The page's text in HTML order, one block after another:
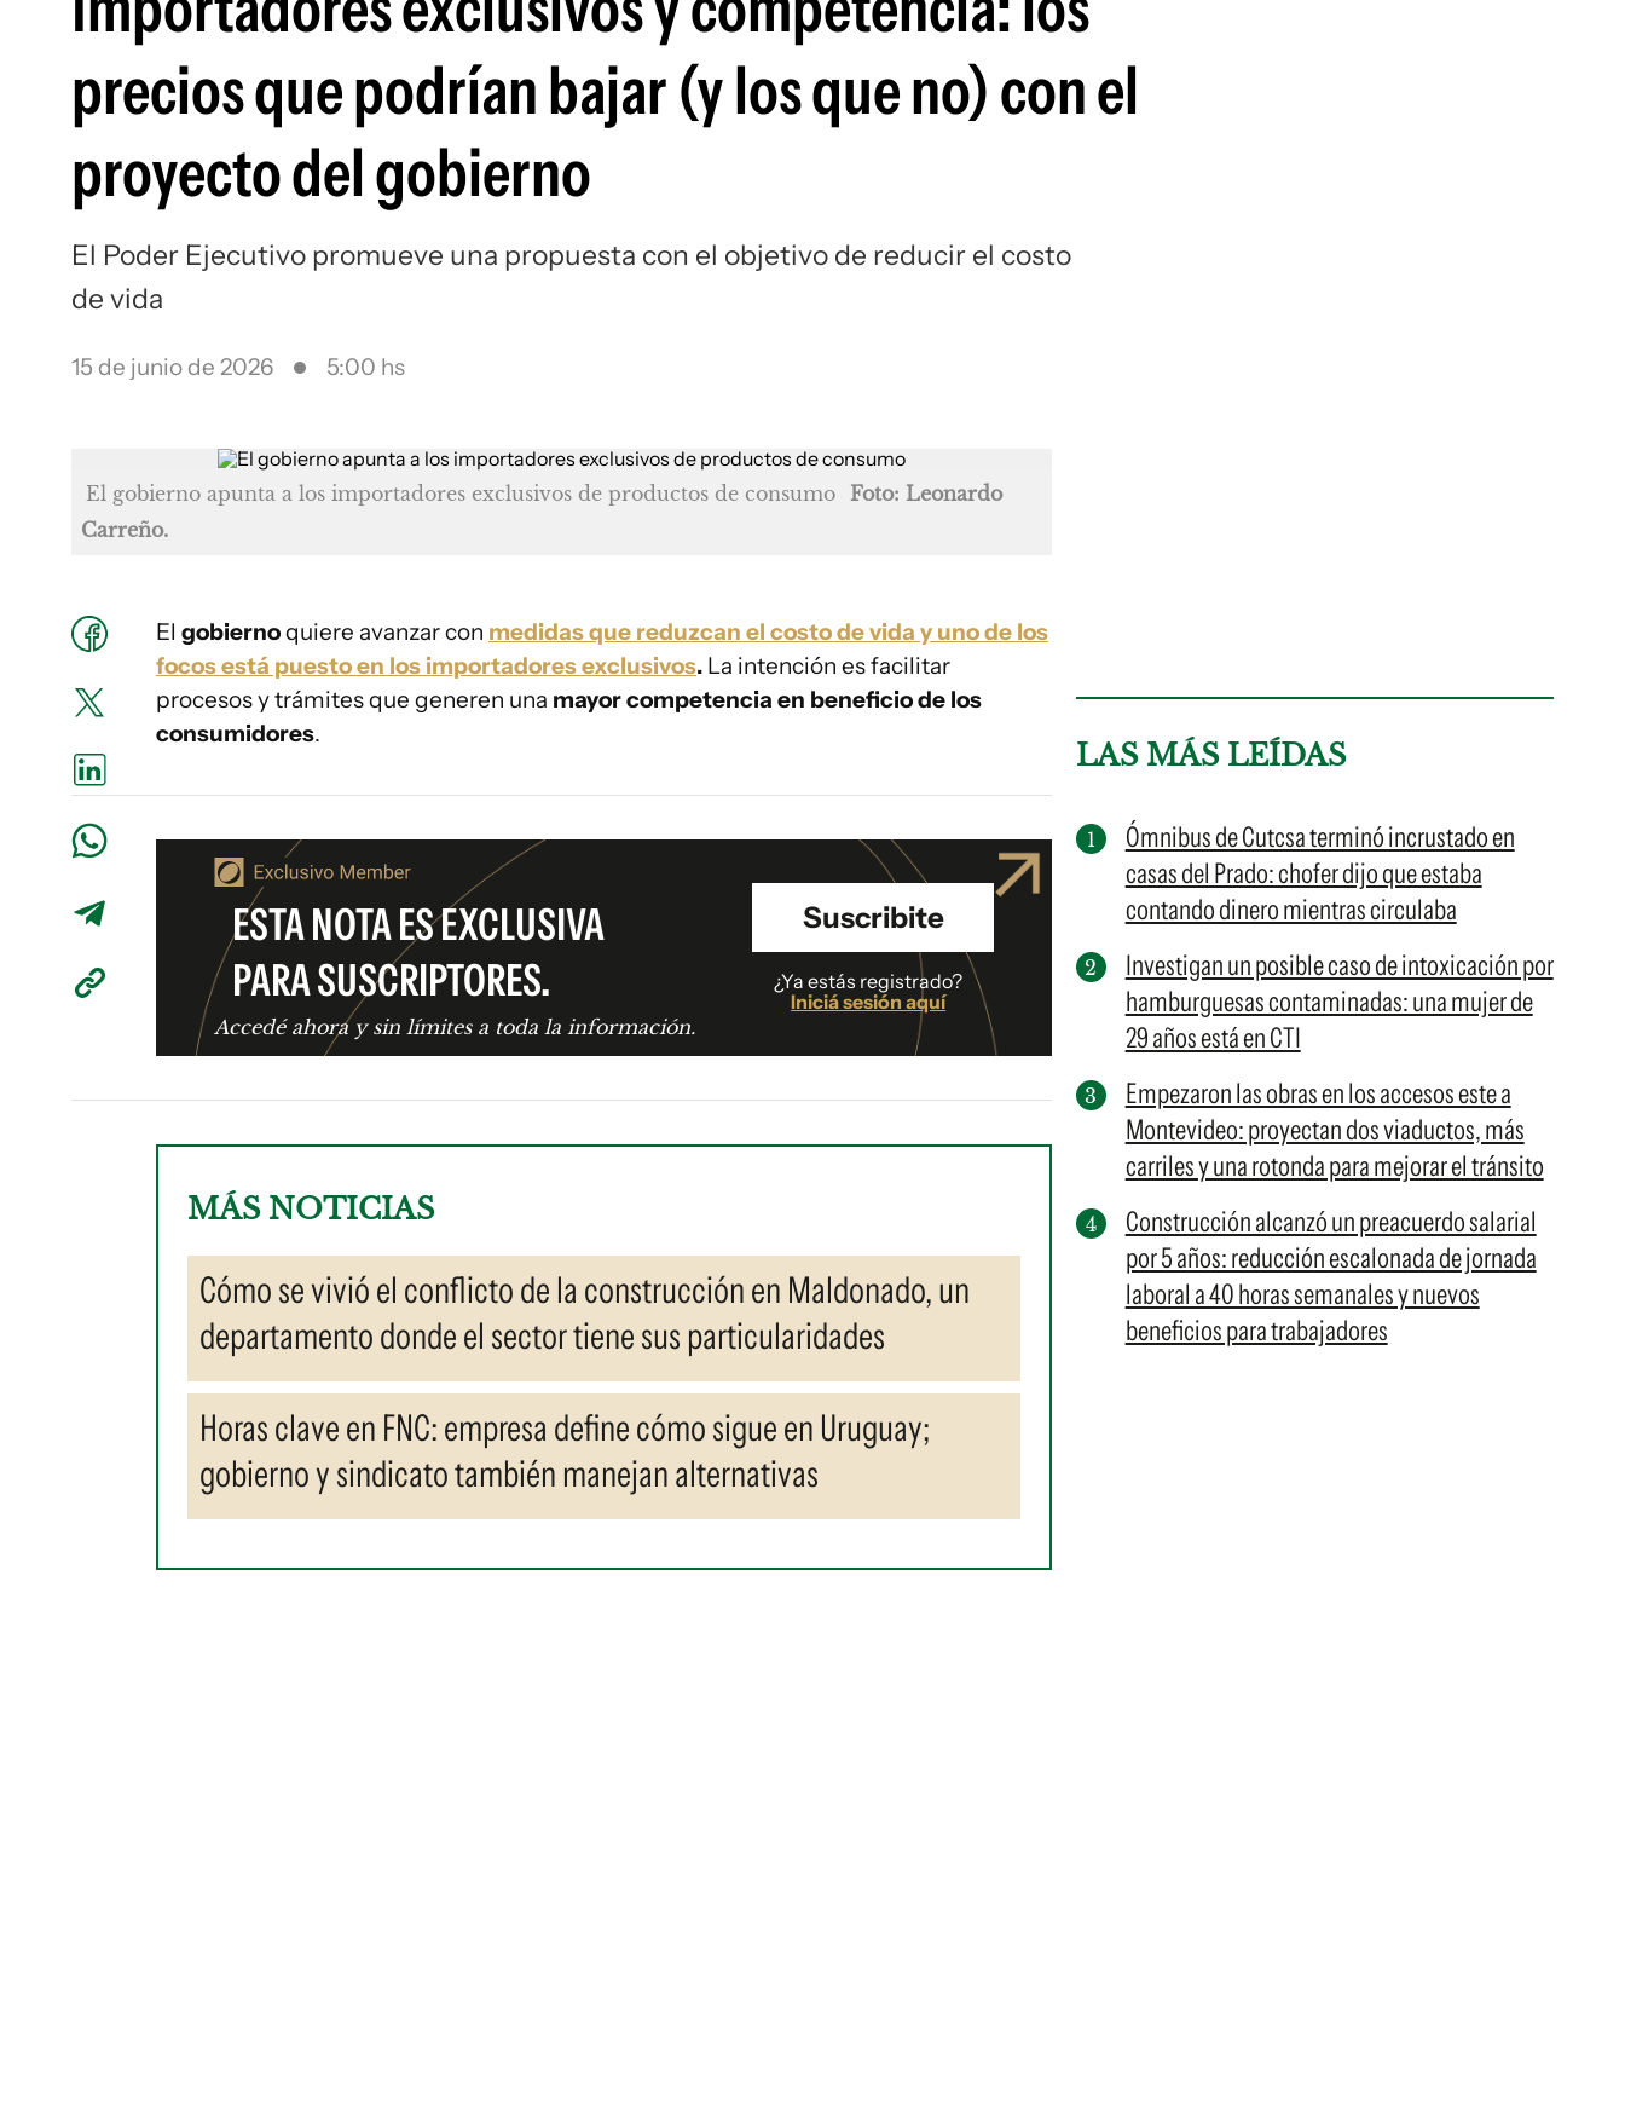
precios que podrían bajar (y los que no) con el
proyecto del gobierno
El Poder Ejecutivo promueve una propuesta con el objetivo de reducir el costo
de vida
15 de junio de 2026 5:00 hs
El gobierno apunta a los importadores exclusivos de productos de consumo Foto: Leonardo
Carreño.
El gobiernoquiere avanzar con medidas que reduzcan el costo de vida y uno de los
focos está puesto en los importadores exclusivos. La intención es facilitar
procesos y trámites que generen una mayor competencia en beneficio de los
consumidores.
ESTA NOTA ES EXCLUSIVA
PARA SUSCRIPTORES.
Accedé ahora y sin límites a toda la información.
Suscribite
¿Ya estás registrado?
Iniciá sesión aquí
MÁS NOTICIAS
Cómo se vivió el conflicto de la construcción en Maldonado, un
departamento donde el sector tiene sus particularidades
Horas clave en FNC: empresa define cómo sigue en Uruguay;
gobierno y sindicato también manejan alternativas
LAS MÁS LEÍDAS
Ómnibus de Cutcsa terminó incrustado en
casas del Prado: chofer dijo que estaba
contando dinero mientras circulaba
Investigan un posible caso de intoxicación por
hamburguesas contaminadas: una mujer de
29 años está en CTI
Empezaron las obras en los accesos este a
Montevideo: proyectan dos viaductos, más
carriles y una rotonda para mejorar el tránsito
Construcción alcanzó un preacuerdo salarial
por 5 años: reducción escalonada de jornada
laboral a 40 horas semanales y nuevos
beneficios para trabajadores